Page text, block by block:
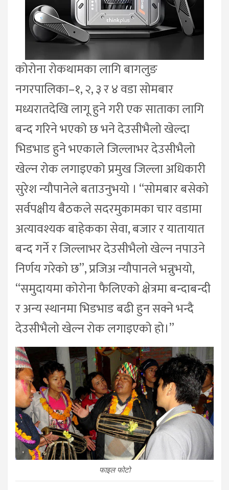
कोरोना रोकथामका लागि बागलुङ
नगरपालिका–१, २, ३ र ४ वडा सोमबार
मध्यरातदेखि लागू हुने गरी एक साताका लागि
बन्द गरिने भएको छ भने देउसीभैलो खेल्दा
भिडभाड हुने भएकाले जिल्लाभर देउसीभैलो
खेल्न रोक लगाइएको प्रमुख जिल्ला अधिकारी
सुरेश न्यौपानेले बताउनुभयो । “सोमबार बसेको
सर्वपक्षीय बैठकले सदरमुकामका चार वडामा
अत्यावश्यक बाहेकका सेवा, बजार र यातायात
बन्द गर्ने र जिल्लाभर देउसीभैलो खेल्न नपाउने
निर्णय गरेको छ”, प्रजिअ न्यौपानले भन्नुभयो,
“समुदायमा कोरोना फैलिएको क्षेत्रमा बन्दाबन्दी
र अन्य स्थानमा भिडभाड बढी हुन सक्ने भन्दै
देउसीभैलो खेल्न रोक लगाइएको हो।”
फाइल फोटो